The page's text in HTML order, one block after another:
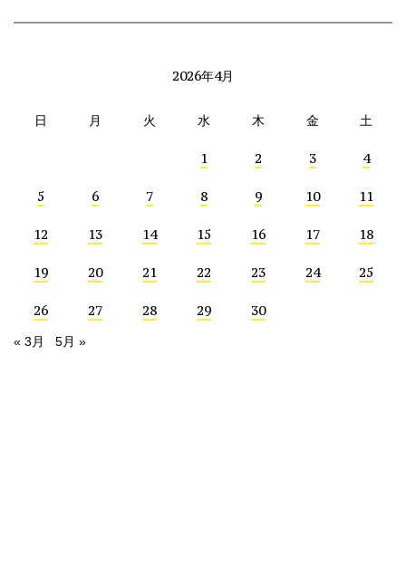
2026年4月
日 月 火 水 木 金 土
1 2 3 4
5 6 7 8 9 10 11
12 13 14 15 16 17 18
19 20 21 22 23 24 25
26 27 28 29 30
« 3月 5月 »